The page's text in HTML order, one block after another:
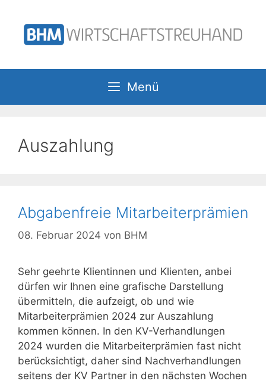
Inhalt
springen
Menü
Auszahlung
Abgabenfreie Mitarbeiterprämien
08. Februar 2024 von BHM
Sehr geehrte Klientinnen und Klienten, anbei
dürfen wir Ihnen eine grafische Darstellung
übermitteln, die aufzeigt, ob und wie
Mitarbeiterprämien 2024 zur Auszahlung
kommen können. In den KV-Verhandlungen
2024 wurden die Mitarbeiterprämien fast nicht
berücksichtigt, daher sind Nachverhandlungen
seitens der KV Partner in den nächsten Wochen